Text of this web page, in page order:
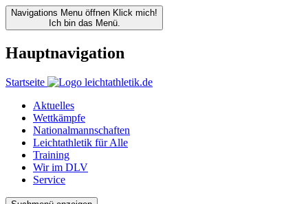
Navigations Menu öffnen Klick mich!
Ich bin das Menü.
Hauptnavigation
Startseite
Aktuelles
Wettkämpfe
Nationalmannschaften
Leichtathletik für Alle
Training
Wir im DLV
Service